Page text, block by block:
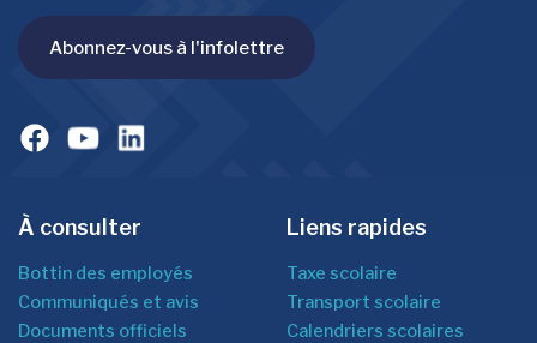
Abonnez-vous à l'infolettre
À consulter
Bottin des employés
Communiqués et avis
Documents officiels
Liens rapides
Taxe scolaire
Transport scolaire
Calendriers scolaires